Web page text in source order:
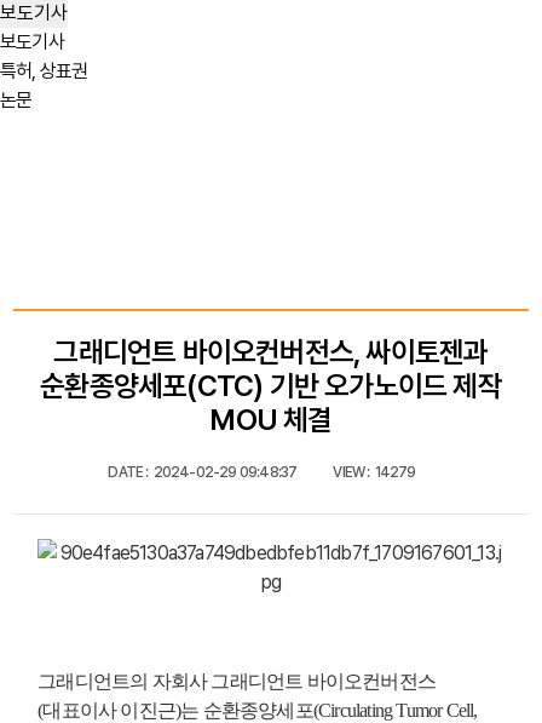
보도기사
보도기사
특허, 상표권
논문
그래디언트 바이오컨버전스, 싸이토젠과
순환종양세포(CTC) 기반 오가노이드 제작
MOU 체결
DATE : 2024-02-29 09:48:37 VIEW : 14279
그래디언트의 자회사 그래디언트 바이오컨버전스
(대표이사 이진근)는 순환종양세포(Circulating Tumor Cell,